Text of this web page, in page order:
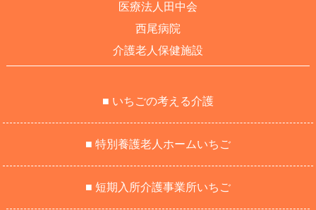
医療法人田中会
西尾病院
介護老人保健施設
■ いちごの考える介護
■ 特別養護老人ホームいちご
■ 短期入所介護事業所いちご